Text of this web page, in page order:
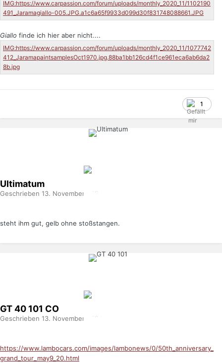
Giallo finde ich hier aber nicht....
1
Ultimatum
Geschrieben 13. November 2020
steht ihm gut, gelb ohne stoßstangen.
GT 40 101 CO
Geschrieben 13. November 2020
https://www.lambocars.com/images/lambonews/0/50th_anniversary_
grand_tour_may9_20.html